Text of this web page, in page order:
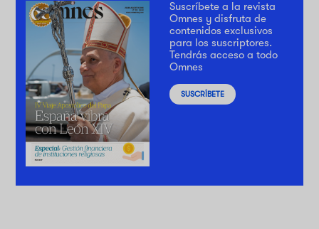
Suscríbete a la revista
Omnes y disfruta de
contenidos exclusivos
para los suscriptores.
Tendrás acceso a todo
Omnes
SUSCRÍBETE